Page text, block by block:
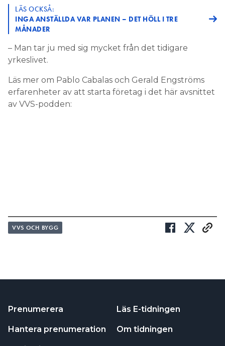
LÄS OCKSÅ:
INGA ANSTÄLLDA VAR PLANEN – DET HÖLL I TRE
MÅNADER
– Man tar ju med sig mycket från det tidigare
yrkeslivet.
Läs mer om Pablo Cabalas och Gerald Engströms
erfarenheter av att starta företag i det här avsnittet
av VVS-podden:
VVS OCH BYGG
Prenumerera
Hantera prenumeration
Läs E-tidningen
Om tidningen